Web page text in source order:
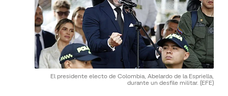
El presidente electo de Colombia, Abelardo de la Espriella,
durante un desfile militar. (EFE)